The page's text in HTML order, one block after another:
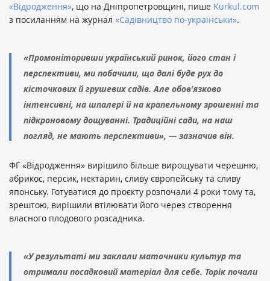
«Відродження», що на Дніпропетровщині, пише Kurkul.com
з посиланням на журнал «Садівництво по-українськи».
«Промоніторивши український ринок, його стан і
перспективи, ми побачили, що далі буде рух до
кісточкових й грушевих садів. Але обов’язково
інтенсивні, на шпалері й на крапельному зрошенні та
підкроновому дощуванні. Традиційні сади, на наш
погляд, не мають перспективи», — зазначив він.
ФГ «Відродження» вирішило більше вирощувати черешню,
абрикос, персик, нектарин, сливу європейську та сливу
японську. Готуватися до проєкту розпочали 4 роки тому та,
зрештою, вирішили втілювати його через створення
власного плодового розсадника.
«У результаті ми заклали маточники культур та
отримали посадковий матеріал для себе. Торік почали